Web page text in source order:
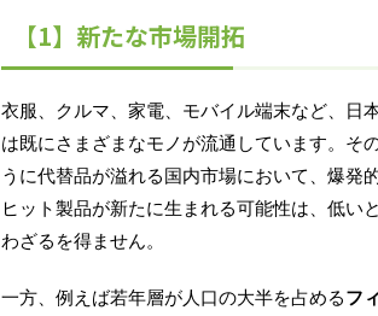
【1】新たな市場開拓
衣服、クルマ、家電、モバイル端末など、日
は既にさまざまなモノが流通しています。そ
うに代替品が溢れる国内市場において、爆発
ヒット製品が新たに生まれる可能性は、低い
わざるを得ません。
一方、例えば若年層が人口の大半を占めるフ